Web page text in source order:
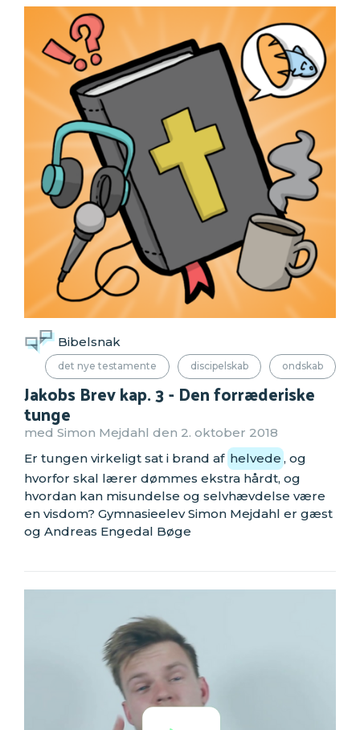
Bibelsnak
det nye testamente discipelskab ondskab
Jakobs Brev kap. 3 - Den forræderiske
tunge
med Simon Mejdahl den 2. oktober 2018
Er tungen virkeligt sat i brand af helvede , og
hvorfor skal lærer dømmes ekstra hårdt, og
hvordan kan misundelse og selvhævdelse være
en visdom? Gymnasieelev Simon Mejdahl er gæst
og Andreas Engedal Bøge